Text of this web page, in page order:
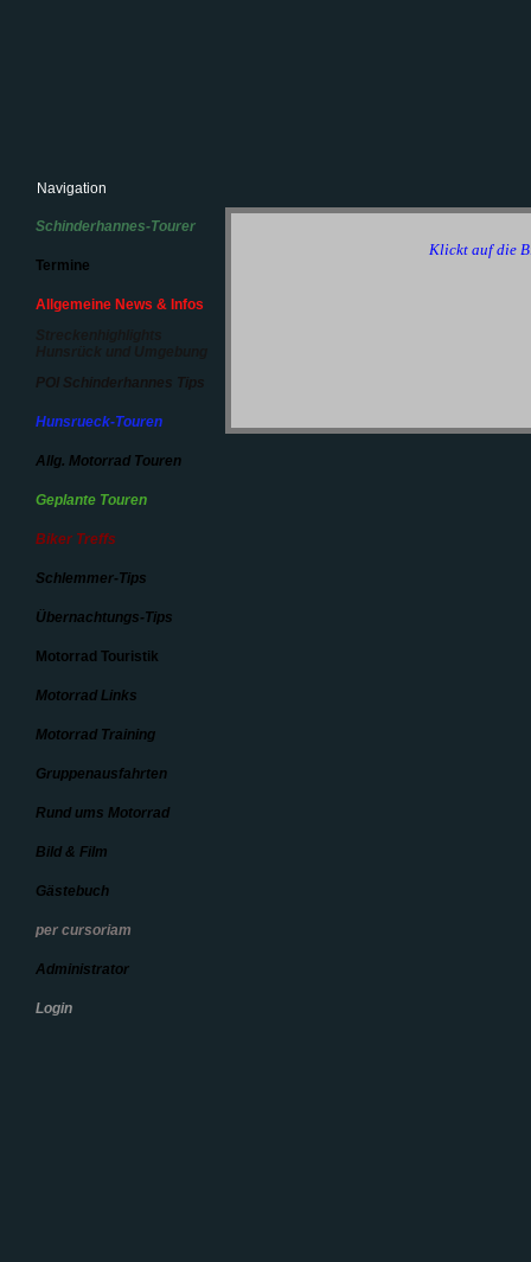
Navigation
Schinderhannes-Tourer
Termine
Allgemeine News & Infos
POI Schinderhannes Tips
Hunsrueck-Touren
Allg. Motorrad Touren
Geplante Touren
Biker Treffs
Schlemmer-Tips
Übernachtungs-Tips
Motorrad Touristik
Motorrad Links
Motorrad Training
Gruppenausfahrten
Rund ums Motorrad
Bild & Film
Gästebuch
per cursoriam
Administrator
Login
Klickt auf die